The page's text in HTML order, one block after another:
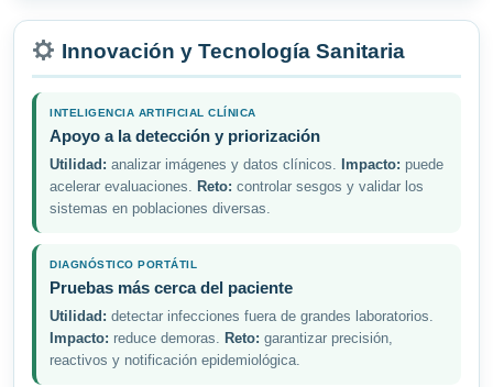
Innovación y Tecnología Sanitaria
INTELIGENCIA ARTIFICIAL CLÍNICA
Apoyo a la detección y priorización
Utilidad: analizar imágenes y datos clínicos. Impacto: puede
acelerar evaluaciones. Reto: controlar sesgos y validar los
sistemas en poblaciones diversas.
DIAGNÓSTICO PORTÁTIL
Pruebas más cerca del paciente
Utilidad: detectar infecciones fuera de grandes laboratorios.
Impacto: reduce demoras. Reto: garantizar precisión,
reactivos y notificación epidemiológica.